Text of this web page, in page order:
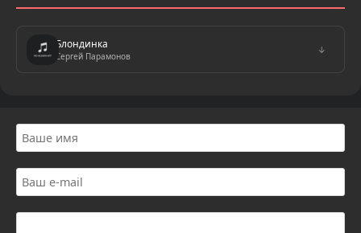
Блондинка
Сергей Парамонов
↓